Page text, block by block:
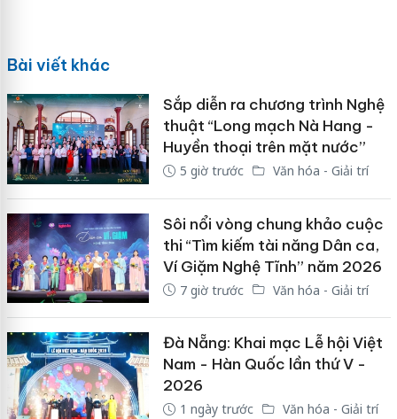
Bài viết khác
Sắp diễn ra chương trình Nghệ
thuật “Long mạch Nà Hang -
Huyền thoại trên mặt nước”
5 giờ trước Văn hóa - Giải trí
Sôi nổi vòng chung khảo cuộc
thi “Tìm kiếm tài năng Dân ca,
Ví Giặm Nghệ Tĩnh” năm 2026
7 giờ trước Văn hóa - Giải trí
Đà Nẵng: Khai mạc Lễ hội Việt
Nam - Hàn Quốc lần thứ V -
2026
1 ngày trước Văn hóa - Giải trí